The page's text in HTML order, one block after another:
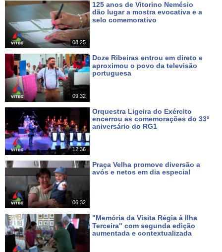
08:25
125 anos de Vitorino Nemésio
dão lugar a mostra evocativa e a
selo comemorativo
09:32
Doze Ribeiras entrou em direto e
aproximou o povo da televisão
portuguesa
12:36
Orquestra Ligeira do Exército
encerrou as comemorações do 33º
aniversário do RG1
06:32
Praça Velha promove diversão a
avós e netos em dia especial
"Memória da Visita Régia à Ilha
Terceira" com segunda edição
aumentada e contextualizada